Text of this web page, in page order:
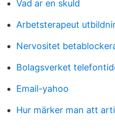
Vad ar en skuld
Arbetsterapeut
Nervositet
Bolagsverket
Email-yahoo
Hur märker man att